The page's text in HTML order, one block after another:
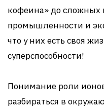
кофеина» до сложных
промышленности и
что у них есть своя
суперспособности!
Понимание роли
разбираться в